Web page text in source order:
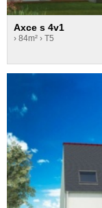
Axce s 4v1
› 84m² › T5